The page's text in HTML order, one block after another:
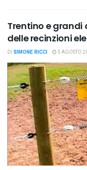
Trentino e grandi
delle recinzioni
DI SIMONE RICCI 5 AGOSTO